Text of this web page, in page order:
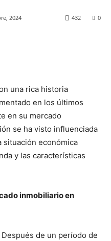
2024 0
432
una rica historia
en los últimos
en su mercado
se ha visto influenciada
situación económica
y las características
inmobiliario en
Después de un período de